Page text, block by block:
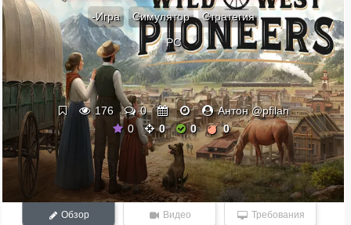
-Игра Симулятор Стратегия
PC
176 0
Антон @pfilan
0
0 0 0
Обзор Видео Требования